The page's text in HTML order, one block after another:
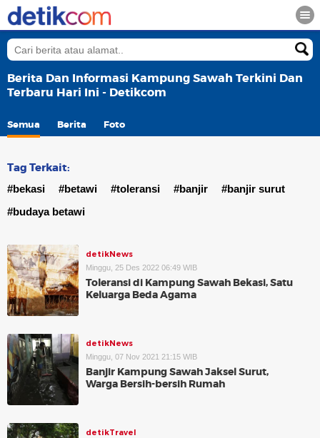
Berita Dan Informasi Kampung Sawah Terkini Dan
Terbaru Hari Ini - Detikcom
Semua Berita Foto
Tag Terkait:
#bekasi #betawi #toleransi #banjir
#banjir surut
#budaya betawi
detikNews
Minggu, 25 Des 2022 06:49 WIB
Toleransi di Kampung Sawah Bekasi, Satu
Keluarga Beda Agama
detikNews
Minggu, 07 Nov 2021 21:15 WIB
Banjir Kampung Sawah Jaksel Surut,
Warga Bersih-bersih Rumah
detikTravel